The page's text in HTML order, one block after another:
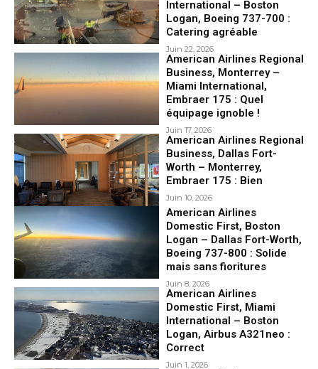
International – Boston
Logan, Boeing 737-700 :
Catering agréable
Juin 22, 2026
American Airlines Regional
Business, Monterrey –
Miami International,
Embraer 175 : Quel
équipage ignoble !
Juin 17, 2026
American Airlines Regional
Business, Dallas Fort-
Worth – Monterrey,
Embraer 175 : Bien
Juin 10, 2026
American Airlines
Domestic First, Boston
Logan – Dallas Fort-Worth,
Boeing 737-800 : Solide
mais sans fioritures
Juin 8, 2026
American Airlines
Domestic First, Miami
International – Boston
Logan, Airbus A321neo :
Correct
Juin 1, 2026